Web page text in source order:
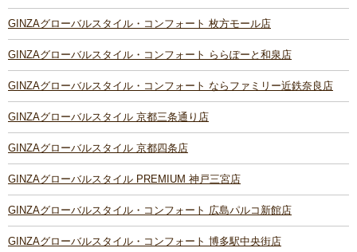
GINZAグローバルスタイル・コンフォート 枚方モール店
GINZAグローバルスタイル・コンフォート ららぽーと和泉店
GINZAグローバルスタイル・コンフォート ならファミリー近鉄奈良店
GINZAグローバルスタイル 京都三条通り店
GINZAグローバルスタイル 京都四条店
GINZAグローバルスタイル PREMIUM 神戸三宮店
GINZAグローバルスタイル・コンフォート 広島パルコ新館店
GINZAグローバルスタイル・コンフォート 博多駅中央街店